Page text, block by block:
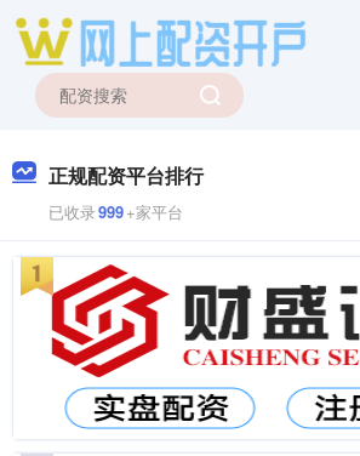
正规配资平台排行
已收录999+家平台